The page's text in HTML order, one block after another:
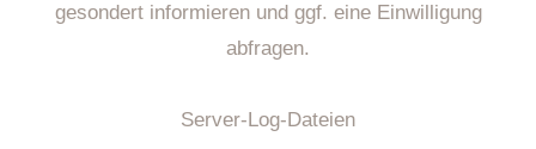
gesondert informieren und ggf. eine Einwilligung
abfragen.
Server-Log-Dateien